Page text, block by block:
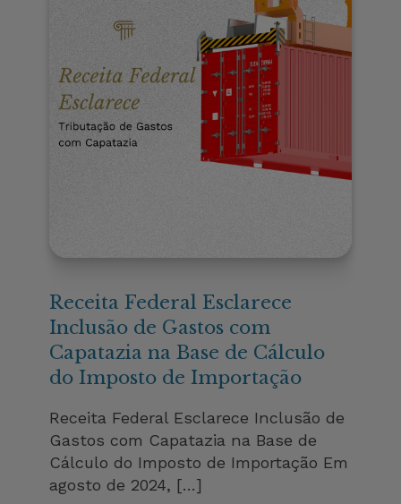
Receita Federal Esclarece
Inclusão de Gastos com
Capatazia na Base de Cálculo
do Imposto de Importação
Receita Federal Esclarece Inclusão de
Gastos com Capatazia na Base de
Cálculo do Imposto de Importação Em
agosto de 2024, […]